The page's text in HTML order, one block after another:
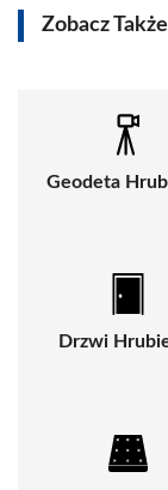
Zobacz Także
Geodeta
Drzwi